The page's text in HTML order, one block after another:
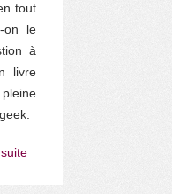
tout
on le
à
livre